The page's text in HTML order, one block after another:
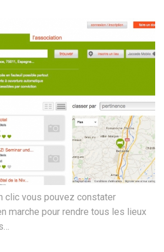
clic vous pouvez constater
marche pour rendre tous les lieux